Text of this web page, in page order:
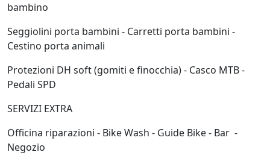
bambino
Seggiolini porta bambini - Carretti porta bambini -
Cestino porta animali
Protezioni DH soft (gomiti e finocchia) - Casco MTB -
Pedali SPD
SERVIZI EXTRA
Officina riparazioni - Bike Wash - Guide Bike - Bar -
Negozio